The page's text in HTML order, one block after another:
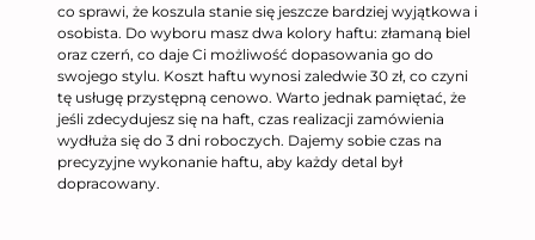
co sprawi, że koszula stanie się jeszcze bardziej wyjątkowa i
osobista. Do wyboru masz dwa kolory haftu: złamaną biel
oraz czerń, co daje Ci możliwość dopasowania go do
swojego stylu. Koszt haftu wynosi zaledwie 30 zł, co czyni
tę usługę przystępną cenowo. Warto jednak pamiętać, że
jeśli zdecydujesz się na haft, czas realizacji zamówienia
wydłuża się do 3 dni roboczych. Dajemy sobie czas na
precyzyjne wykonanie haftu, aby każdy detal był
dopracowany.